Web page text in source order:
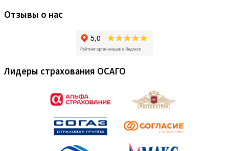
Отзывы о нас
Лидеры страхования ОСАГО